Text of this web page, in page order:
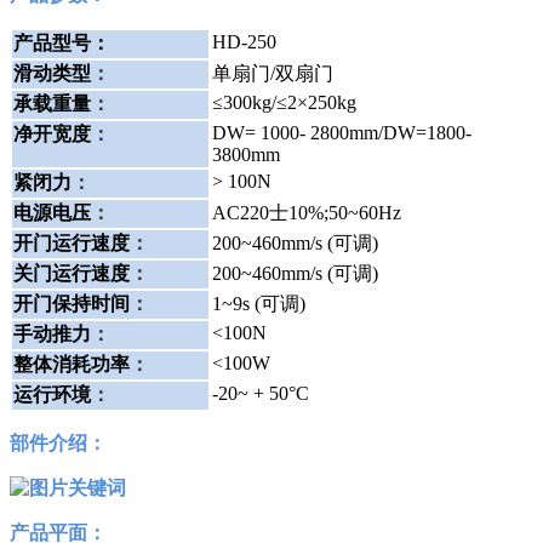
产品型号：
HD-250
滑动类型 ：
单扇门/双扇门
承载重量 ：
≤300kg/≤2×250kg
净开宽度 ：
DW= 1000- 2800mm/DW=1800-
3800mm
紧闭力 ：
> 100N
电源电压 ：
AC220士10%;50~60Hz
开门运行速度 ：
200~460mm/s (可调)
关门运行速度 ：
200~460mm/s (可调)
开门保持时间 ：
1~9s (可调)
手动推力 ：
<100N
整体消耗功率 ：
<100W
运行环境： -20~ + 50°C
部件介绍：
产品平面：